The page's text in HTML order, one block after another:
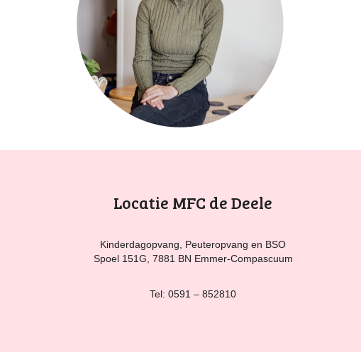
Locatie MFC de Deele
Kinderdagopvang, Peuteropvang en BSO
Spoel 151G, 7881 BN Emmer-Compascuum
Tel: 0591 – 852810